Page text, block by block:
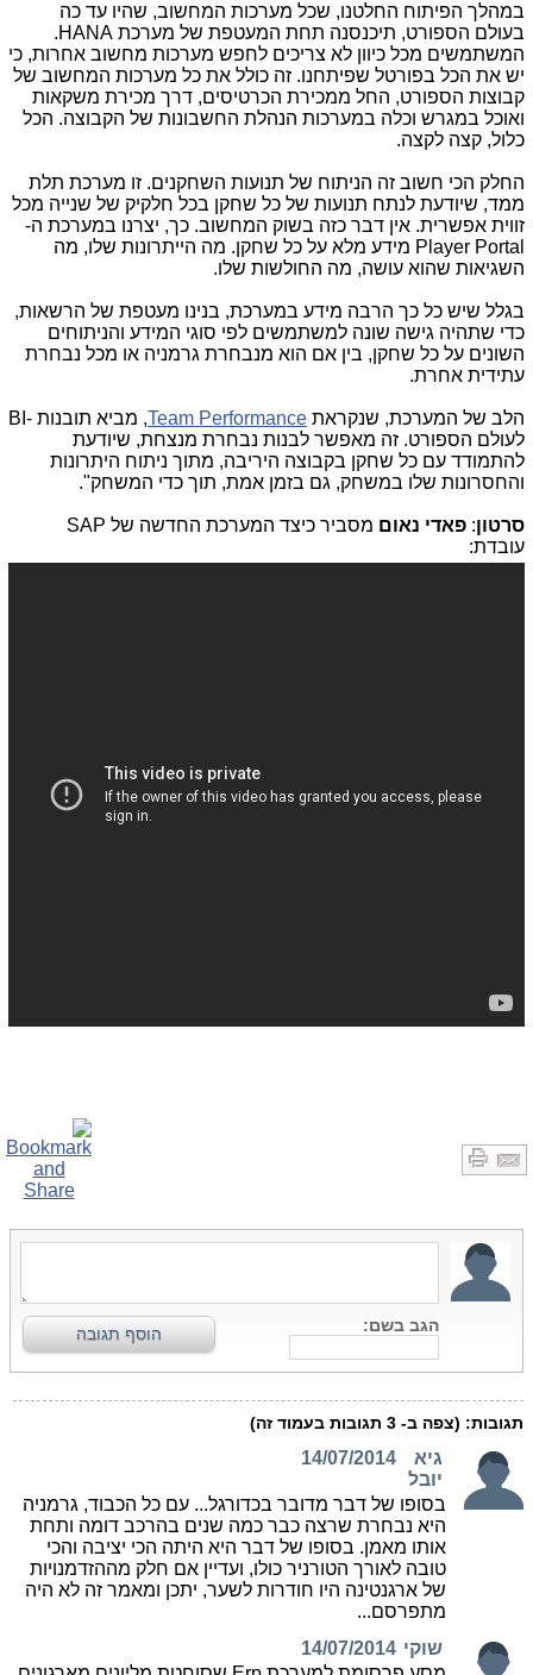
במהלך הפיתוח החלטנו, שכל מערכות המחשוב, שהיו עד כה
בעולם הספורט, תיכנסנה תחת המעטפת של מערכת HANA.
המשתמשים מכל כיוון לא צריכים לחפש מערכות מחשוב אחרות, כי
יש את הכל בפורטל שפיתחנו. זה כולל את כל מערכות המחשוב של
קבוצות הספורט, החל ממכירת הכרטיסים, דרך מכירת משקאות
ואוכל במגרש וכלה במערכות הנהלת החשבונות של הקבוצה. הכל
כלול, קצה לקצה.
החלק הכי חשוב זה הניתוח של תנועות השחקנים. זו מערכת תלת
ממד, שיודעת לנתח תנועות של כל שחקן בכל חלקיק של שנייה מכל
זווית אפשרית. אין דבר כזה בשוק המחשוב. כך, יצרנו במערכת ה-
Player Portal מידע מלא על כל שחקן. מה הייתרונות שלו, מה
השגיאות שהוא עושה, מה החולשות שלו.
בגלל שיש כל כך הרבה מידע במערכת, בנינו מעטפת של הרשאות,
כדי שתהיה גישה שונה למשתמשים לפי סוגי המידע והניתוחים
השונים על כל שחקן, בין אם הוא מנבחרת גרמניה או מכל נבחרת
עתידית אחרת.
הלב של המערכת, שנקראת Team Performance
, מביא תובנות -BI
לעולם הספורט. זה מאפשר לבנות נבחרת מנצחת, שיודעת
להתמודד עם כל שחקן בקבוצה היריבה, מתוך ניתוח היתרונות
והחסרונות שלו במשחק, גם בזמן אמת, תוך כדי המשחק".
סרטון: פאדי נאום
מסביר כיצד המערכת החדשה של SAP
עובדת: